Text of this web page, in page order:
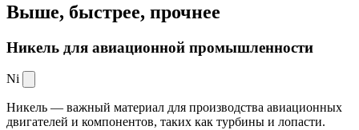
Выше, быстрее, прочнее
Никель для авиационной промышленности
Ni
Никель — важный материал для производства авиационных
двигателей и компонентов, таких как турбины и лопасти.